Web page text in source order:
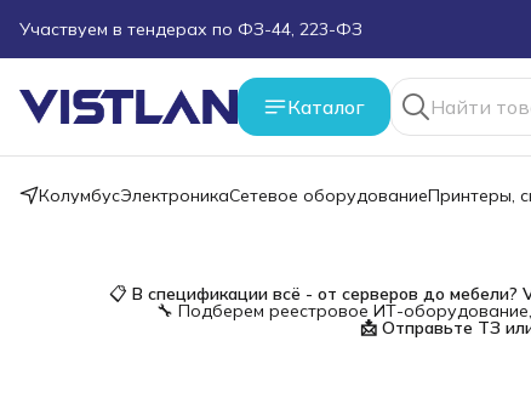
Поможем подобрать оборудование под ТЗ
Пуско-наладочные работы
Более 100 000 позиций в наличии и под заказ
Каталог
КолумбусЭлектроникаСетевое оборудованиеПринтеры,
📋В спецификации всё - от серверов до мебели?
🔧 Подберем реестровое ИТ-
📩 Отправьте ТЗ